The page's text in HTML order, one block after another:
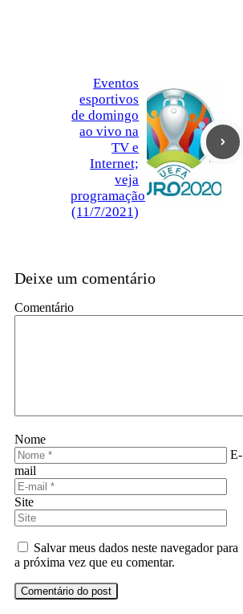
Eventos
esportivos
de domingo
ao vivo na
TV e
Internet;
veja
programação
(11/7/2021)
Deixe um comentário
Comentário
Nome
E-
mail
Site
Salvar meus dados neste navegador para
a próxima vez que eu comentar.